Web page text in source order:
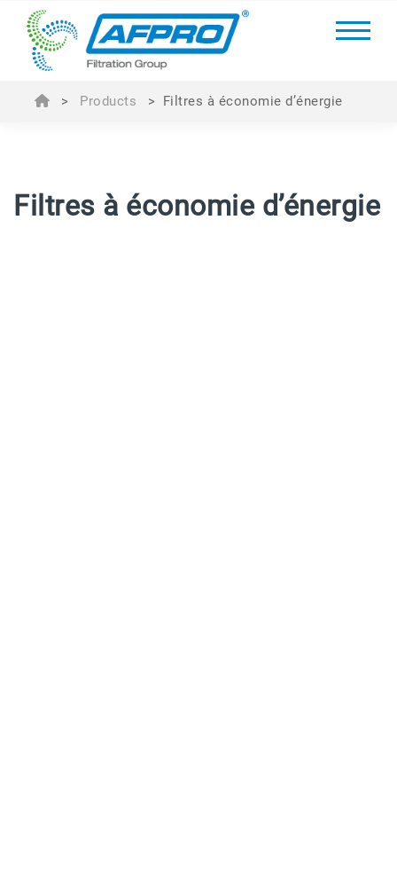
> Products > Filtres à économie d’énergie
Filtres à économie d’énergie